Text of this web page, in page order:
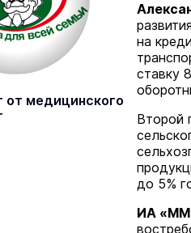
от медицинского
на
ставку
Второй
до 5%
ИА